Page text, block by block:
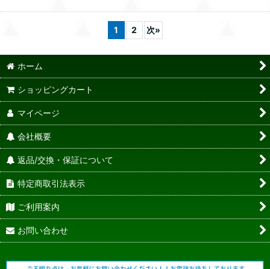
1 2 次»
ホーム
ショッピングカート
マイページ
会社概要
返品/交換・保証について
特定商取引法表示
ご利用案内
お問い合わせ